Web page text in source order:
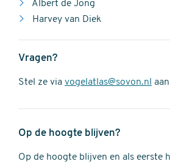
Albert de Jong
Harvey van Diek
Vragen?
Stel ze via vogelatlas@sovon.nl
Op de hoogte blijven?
Op de hoogte blijven en als eerste